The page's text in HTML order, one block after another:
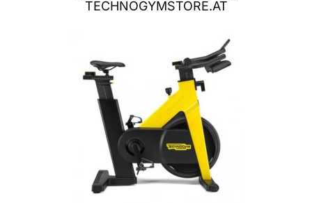
TECHNOGYMSTORE.AT